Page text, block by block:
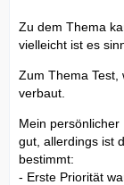
Zu dem Thema
vielleicht ist es
Zum Thema Test,
verbaut.
Mein
gut, allerdings ist
bestimmt:
- Erste Priorität